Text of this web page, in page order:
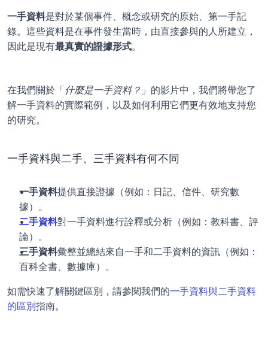
一手資料是對於某個事件、概念或研究的原始、第一手記
錄。這些資料是在事件發生當時，由直接參與的人所建立，
因此是現有最真實的證據形式。
在我們關於「什麼是一手資料？ 」的影片中，我們將帶您了
解一手資料的實際範例，以及如何利用它們更有效地支持您
的研究。
一手資料與二手、三手資料有何不同
一手資料提供直接證據（例如：日記、信件、研究數
據）。
二手資料對一手資料進行詮釋或分析（例如：教科書、評
論）。
三手資料彙整並總結來自一手和二手資料的資訊（例如：
百科全書、數據庫）。
如需快速了解關鍵區別，請參閱我們的一手資料與二手資料
的區別指南。